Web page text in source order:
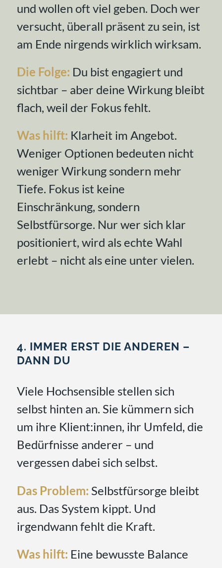
und wollen oft viel geben. Doch wer
versucht, überall präsent zu sein, ist
am Ende nirgends wirklich wirksam.
Die Folge: Du bist engagiert und
sichtbar – aber deine Wirkung bleibt
flach, weil der Fokus fehlt.
Was hilft: Klarheit im Angebot.
Weniger Optionen bedeuten nicht
weniger Wirkung sondern mehr
Tiefe. Fokus ist keine
Einschränkung, sondern
Selbstfürsorge. Nur wer sich klar
positioniert, wird als echte Wahl
erlebt – nicht als eine unter vielen.
4. IMMER ERST DIE ANDEREN –
DANN DU
Viele Hochsensible stellen sich
selbst hinten an. Sie kümmern sich
um ihre Klient:innen, ihr Umfeld, die
Bedürfnisse anderer – und
vergessen dabei sich selbst.
Das Problem: Selbstfürsorge bleibt
aus. Das System kippt. Und
irgendwann fehlt die Kraft.
Was hilft: Eine bewusste Balance